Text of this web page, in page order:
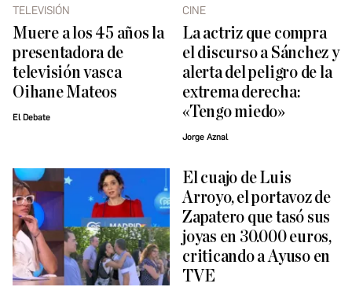
TELEVISIÓN
Muere a los 45 años la
presentadora de
televisión vasca
Oihane Mateos
El Debate
CINE
La actriz que compra
el discurso a Sánchez y
alerta del peligro de la
extrema derecha:
«Tengo miedo»
Jorge Aznal
El cuajo de Luis
Arroyo, el portavoz de
Zapatero que tasó sus
joyas en 30.000 euros,
criticando a Ayuso en
TVE